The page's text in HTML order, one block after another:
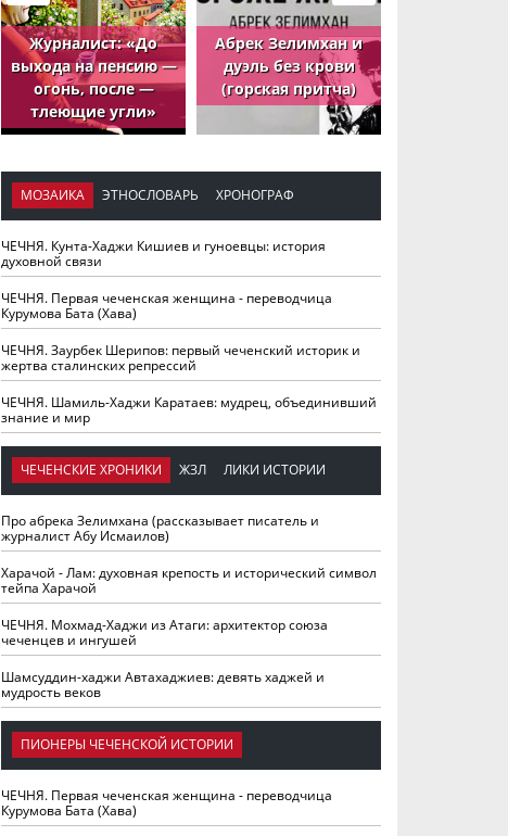
Журналист: «До
выхода на пенсию —
огонь, после —
тлеющие угли»
Абрек Зелимхан и
дуэль без крови
(горская притча)
МОЗАИКА ЭТНОСЛОВАРЬ ХРОНОГРАФ
ЧЕЧНЯ. Кунта-Хаджи Кишиев и гуноевцы: история
духовной связи
ЧЕЧНЯ. Первая чеченская женщина - переводчица
Курумова Бата (Хава)
ЧЕЧНЯ. Заурбек Шерипов: первый чеченский историк и
жертва сталинских репрессий
ЧЕЧНЯ. Шамиль-Хаджи Каратаев: мудрец, объединивший
знание и мир
ЧЕЧЕНСКИЕ ХРОНИКИ ЖЗЛ ЛИКИ ИСТОРИИ
Про абрека Зелимхана (рассказывает писатель и
журналист Абу Исмаилов)
Харачой - Лам: духовная крепость и исторический символ
тейпа Харачой
ЧЕЧНЯ. Мохмад-Хаджи из Атаги: архитектор союза
чеченцев и ингушей
Шамсуддин-хаджи Автахаджиев: девять хаджей и
мудрость веков
ПИОНЕРЫ ЧЕЧЕНСКОЙ ИСТОРИИ
ЧЕЧНЯ. Первая чеченская женщина - переводчица
Курумова Бата (Хава)